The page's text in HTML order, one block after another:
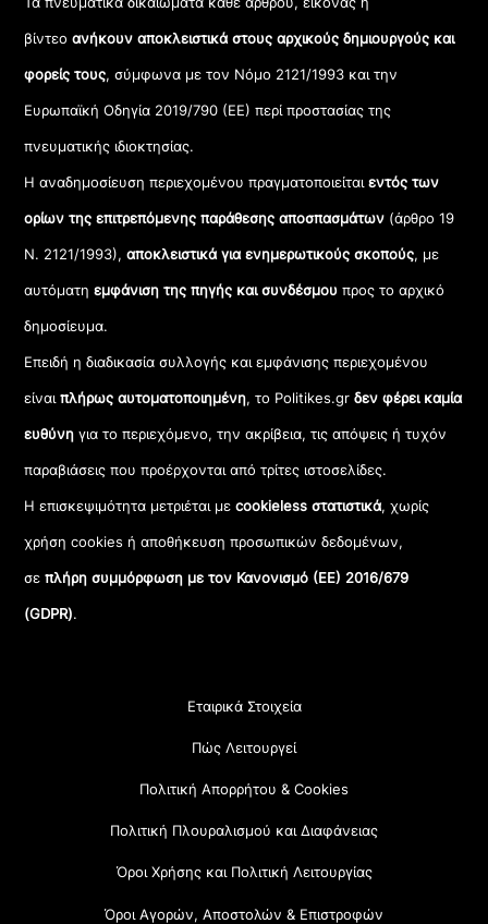
βίντεοανήκουν αποκλειστικά στους αρχικούς δημιουργούς και
φορείς τους, σύμφωνα με τον Νόμο 2121/1993 και την
Ευρωπαϊκή Οδηγία 2019/790 (ΕΕ) περί προστασίας της
πνευματικής ιδιοκτησίας.
Η αναδημοσίευση περιεχομένου πραγματοποιείταιεντός των
ορίων της επιτρεπόμενης παράθεσης αποσπασμάτων (άρθρο 19
Ν. 2121/1993), αποκλειστικά για ενημερωτικούς σκοπούς, με
αυτόματηεμφάνιση της πηγής και συνδέσμου προς το αρχικό
δημοσίευμα.
Επειδή η διαδικασία συλλογής και εμφάνισης περιεχομένου
είναιπλήρως αυτοματοποιημένη, το Politikes.grδεν φέρει καμία
ευθύνη για το περιεχόμενο, την ακρίβεια, τις απόψεις ή τυχόν
παραβιάσεις που προέρχονται από τρίτες ιστοσελίδες.
Η επισκεψιμότητα μετριέται μεcookieless στατιστικά, χωρίς
χρήση cookies ή αποθήκευση προσωπικών δεδομένων,
σεπλήρη συμμόρφωση με τον Κανονισμό (ΕΕ) 2016/679
(GDPR).
Εταιρικά Στοιχεία
Πώς Λειτουργεί
Πολιτική Απορρήτου & Cookies
Πολιτική Πλουραλισμού και Διαφάνειας
Όροι Χρήσης και Πολιτική Λειτουργίας
Όροι Αγορών, Αποστολών & Επιστροφών